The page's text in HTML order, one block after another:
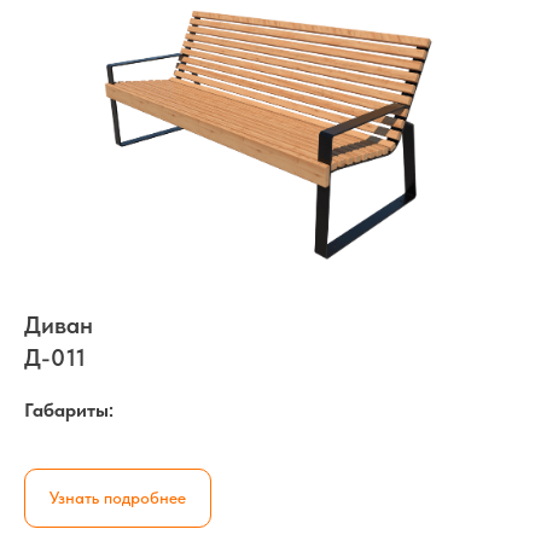
Диван
Д-011
Габариты:
Узнать подробнее